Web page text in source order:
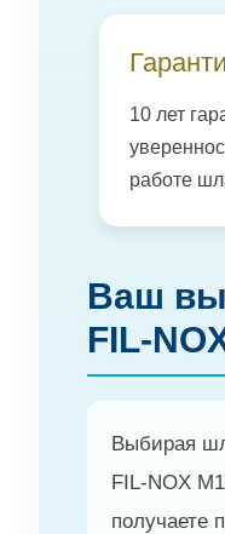
10 лет
работе
Ваш
FIL-
Выбирая
FIL-NOX
получаете